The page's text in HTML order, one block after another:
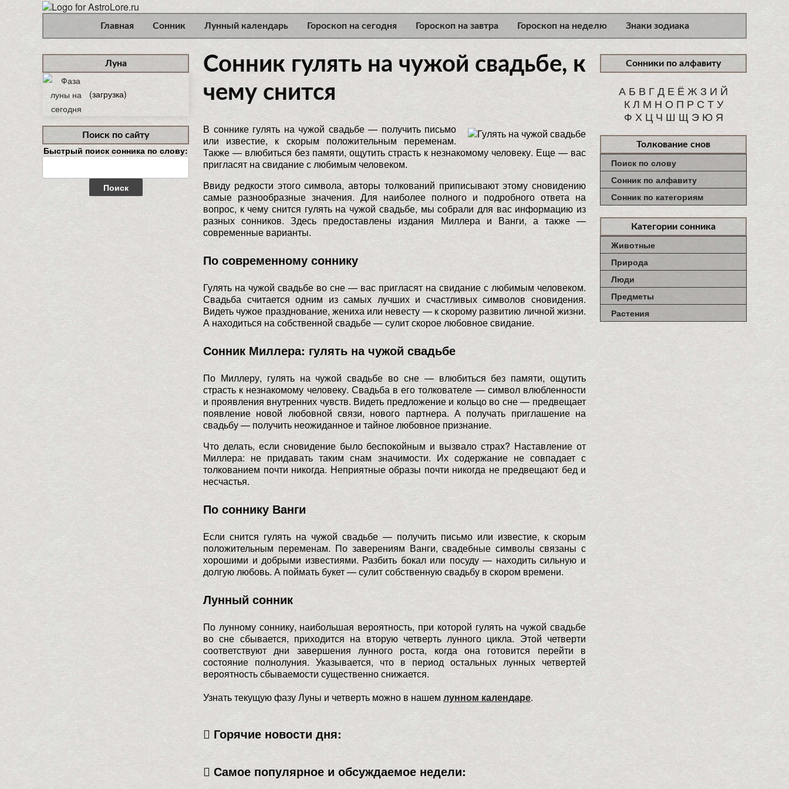
Главная Сонник Лунный календарь Гороскоп на сегодня Гороскоп на завтра Гороскоп на неделю Знаки зодиака
Луна
(загрузка)
Поиск по сайту
Быстрый поиск сонника по слову:
Найти:
Сонник гулять на чужой свадьбе, к
чему снится
В соннике гулять на чужой свадьбе — получить письмо
или известие, к скорым положительным переменам.
Также — влюбиться без памяти, ощутить страсть к незнакомому человеку. Еще — вас
пригласят на свидание с любимым человеком.
Ввиду редкости этого символа, авторы толкований приписывают этому сновидению
самые разнообразные значения. Для наиболее полного и подробного ответа на
вопрос, к чему снится гулять на чужой свадьбе, мы собрали для вас информацию из
разных сонников. Здесь предоставлены издания Миллера и Ванги, а также —
современные варианты.
По современному соннику
Гулять на чужой свадьбе во сне — вас пригласят на свидание с любимым человеком.
Свадьба считается одним из самых лучших и счастливых символов сновидения.
Видеть чужое празднование, жениха или невесту — к скорому развитию личной жизни.
А находиться на собственной свадьбе — сулит скорое любовное свидание.
Сонник Миллера: гулять на чужой свадьбе
По Миллеру, гулять на чужой свадьбе во сне — влюбиться без памяти, ощутить
страсть к незнакомому человеку. Свадьба в его толкователе — символ влюбленности
и проявления внутренних чувств. Видеть предложение и кольцо во сне — предвещает
появление новой любовной связи, нового партнера. А получать приглашение на
свадьбу — получить неожиданное и тайное любовное признание.
Что делать, если сновидение было беспокойным и вызвало страх? Наставление от
Миллера: не придавать таким снам значимости. Их содержание не совпадает с
толкованием почти никогда. Неприятные образы почти никогда не предвещают бед и
несчастья.
По соннику Ванги
Если снится гулять на чужой свадьбе — получить письмо или известие, к скорым
положительным переменам. По заверениям Ванги, свадебные символы связаны с
хорошими и добрыми известиями. Разбить бокал или посуду — находить сильную и
долгую любовь. А поймать букет — сулит собственную свадьбу в скором времени.
Лунный сонник
По лунному соннику, наибольшая вероятность, при которой гулять на чужой свадьбе
во сне сбывается, приходится на вторую четверть лунного цикла. Этой четверти
соответствуют дни завершения лунного роста, когда она готовится перейти в
состояние полнолуния. Указывается, что в период остальных лунных четвертей
вероятность сбываемости существенно снижается.
Узнать текущую фазу Луны и четверть можно в нашем лунном календаре.
Горячие новости дня:
Самое популярное и обсуждаемое недели:
Сонники по алфавиту
А Б В ГД Е Ё Ж З И Й
К Л М Н О П Р С Т У
Ф Х Ц Ч Ш Щ Э Ю Я
Толкование снов
Поиск по слову
Сонник по алфавиту
Сонник по категориям
Категории сонника
Животные
Природа
Люди
Предметы
Растения